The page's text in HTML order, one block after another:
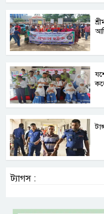
ট্যাগস :